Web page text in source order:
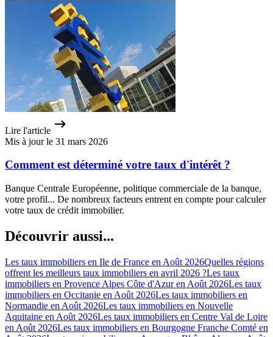
Lire l'article
Mis à jour le 31 mars 2026
Comment est déterminé votre taux d'intérêt ?
Banque Centrale Européenne, politique commerciale de la banque,
votre profil... De nombreux facteurs entrent en compte pour calculer
votre taux de crédit immobilier.
Découvrir aussi...
Les taux immobiliers en Ile de France en Août 2026Quelles régions
offrent les meilleurs taux immobiliers en avril 2026 ?Les taux
immobiliers en Provence Alpes Côte d'Azur en Août 2026Les taux
immobiliers en Occitanie en Août 2026Les taux immobiliers en
Normandie en Août 2026Les taux immobiliers en Nouvelle
Aquitaine en Août 2026Les taux immobiliers en Centre Val de Loire
en Août 2026Les taux immobiliers en Bourgogne Franche Comté en